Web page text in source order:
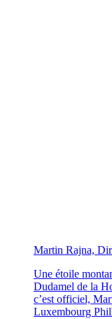
Martin Rajna,
Une étoile
Dudamel de la
c’est officiel,
Luxembourg